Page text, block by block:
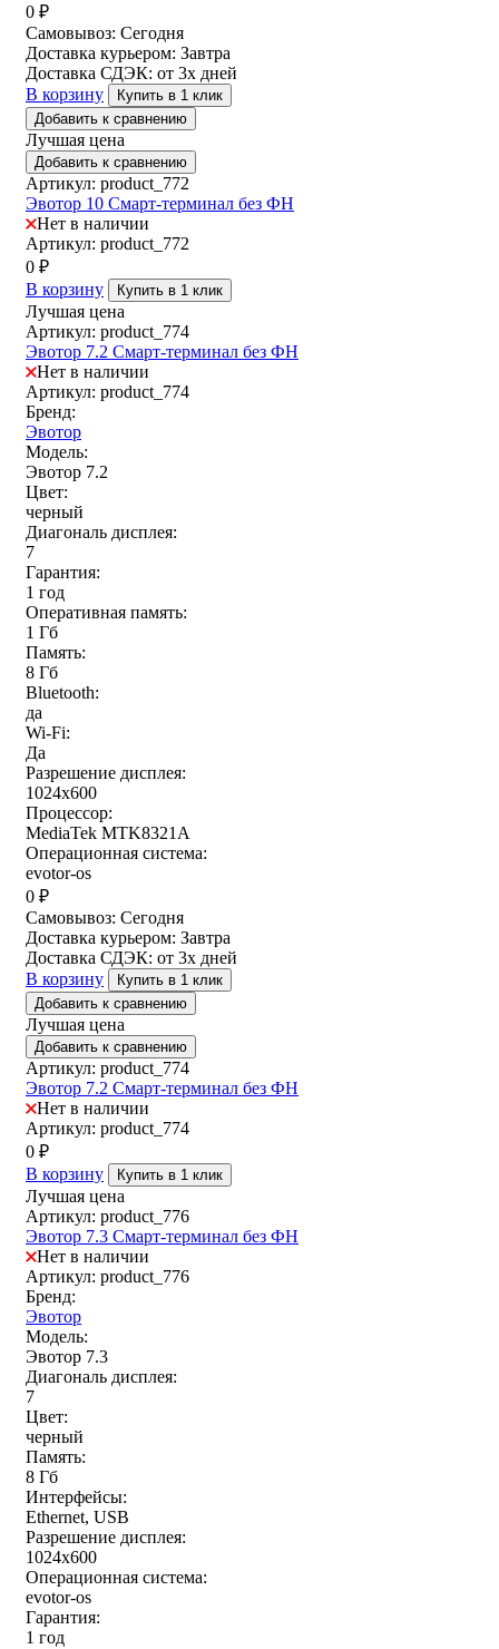
0 ₽
Самовывоз: Сегодня
Доставка курьером: Завтра
Доставка СДЭК: от 3х дней
В корзину
Купить в 1 клик
Добавить к сравнению
Лучшая цена
Добавить к сравнению
Артикул: product_772
Эвотор 10 Смарт-терминал без ФН
Нет в наличии
Артикул: product_772
0 ₽
В корзину
Купить в 1 клик
Лучшая цена
Артикул: product_774
Эвотор 7.2 Смарт-терминал без ФН
Нет в наличии
Артикул: product_774
Бренд:
Эвотор
Модель:
Эвотор 7.2
Цвет:
черный
Диагональ дисплея:
7
Гарантия:
1 год
Оперативная память:
1 Гб
Память:
8 Гб
Bluetooth:
да
Wi-Fi:
Да
Разрешение дисплея:
1024х600
Процессор:
MediaTek MTK8321A
Операционная система:
evotor-os
0 ₽
Самовывоз: Сегодня
Доставка курьером: Завтра
Доставка СДЭК: от 3х дней
В корзину
Купить в 1 клик
Добавить к сравнению
Лучшая цена
Добавить к сравнению
Артикул: product_774
Эвотор 7.2 Смарт-терминал без ФН
Нет в наличии
Артикул: product_774
0 ₽
В корзину
Купить в 1 клик
Лучшая цена
Артикул: product_776
Эвотор 7.3 Смарт-терминал без ФН
Нет в наличии
Артикул: product_776
Бренд:
Эвотор
Модель:
Эвотор 7.3
Диагональ дисплея:
7
Цвет:
черный
Память:
8 Гб
Интерфейсы:
Ethernet, USB
Разрешение дисплея:
1024х600
Операционная система:
evotor-os
Гарантия:
1 год